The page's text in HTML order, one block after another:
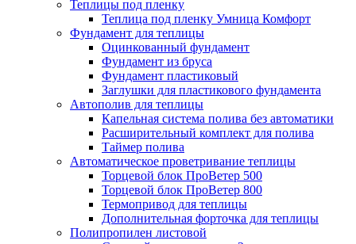
Теплицы под пленку
Теплица под пленку Умница Комфорт
Фундамент для теплицы
Оцинкованный фундамент
Фундамент из бруса
Фундамент пластиковый
Заглушки для пластикового фундамента
Автополив для теплицы
Капельная система полива без автоматики
Расширительный комплект для полива
Таймер полива
Автоматическое проветривание теплицы
Торцевой блок ПроВетер 500
Торцевой блок ПроВетер 800
Термопривод для теплицы
Дополнительная форточка для теплицы
Полипропилен листовой